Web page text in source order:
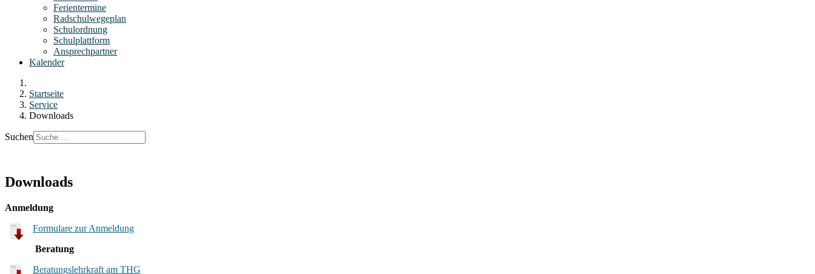
Ferientermine
Radschulwegeplan
Schulordnung
Schulplattform
Ansprechpartner
Kalender
Startseite
Service
Downloads
Suchen
Downloads
Anmeldung
Formulare zur Anmeldung
Beratung
Beratungslehrkraft am THG